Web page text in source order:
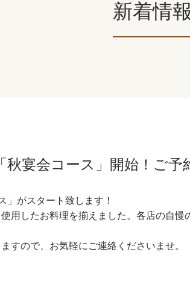
新着情
秋宴会コース」開始！ご予
」がスタート致します！
用したお料理を揃えました。各店の自慢
すので、お気軽にご連絡くださいませ。